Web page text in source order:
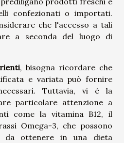
confezionati o importati.
che l'accesso a tali
a seconda del luogo di
, bisogna ricordare che
e variata può fornire
Tuttavia, vi è la
particolare attenzione a
come la vitamina B12, il
Omega-3, che possono
da ottenere in una dieta